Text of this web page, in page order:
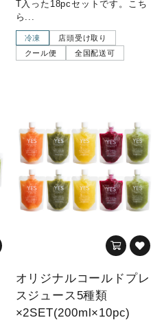
T入った18pcセットです。こち
ら...
冷凍
店頭受け取り
クール便
全国配送可
オリジナルコールドプレ
スジュース5種類
×2SET(200ml×10pc)